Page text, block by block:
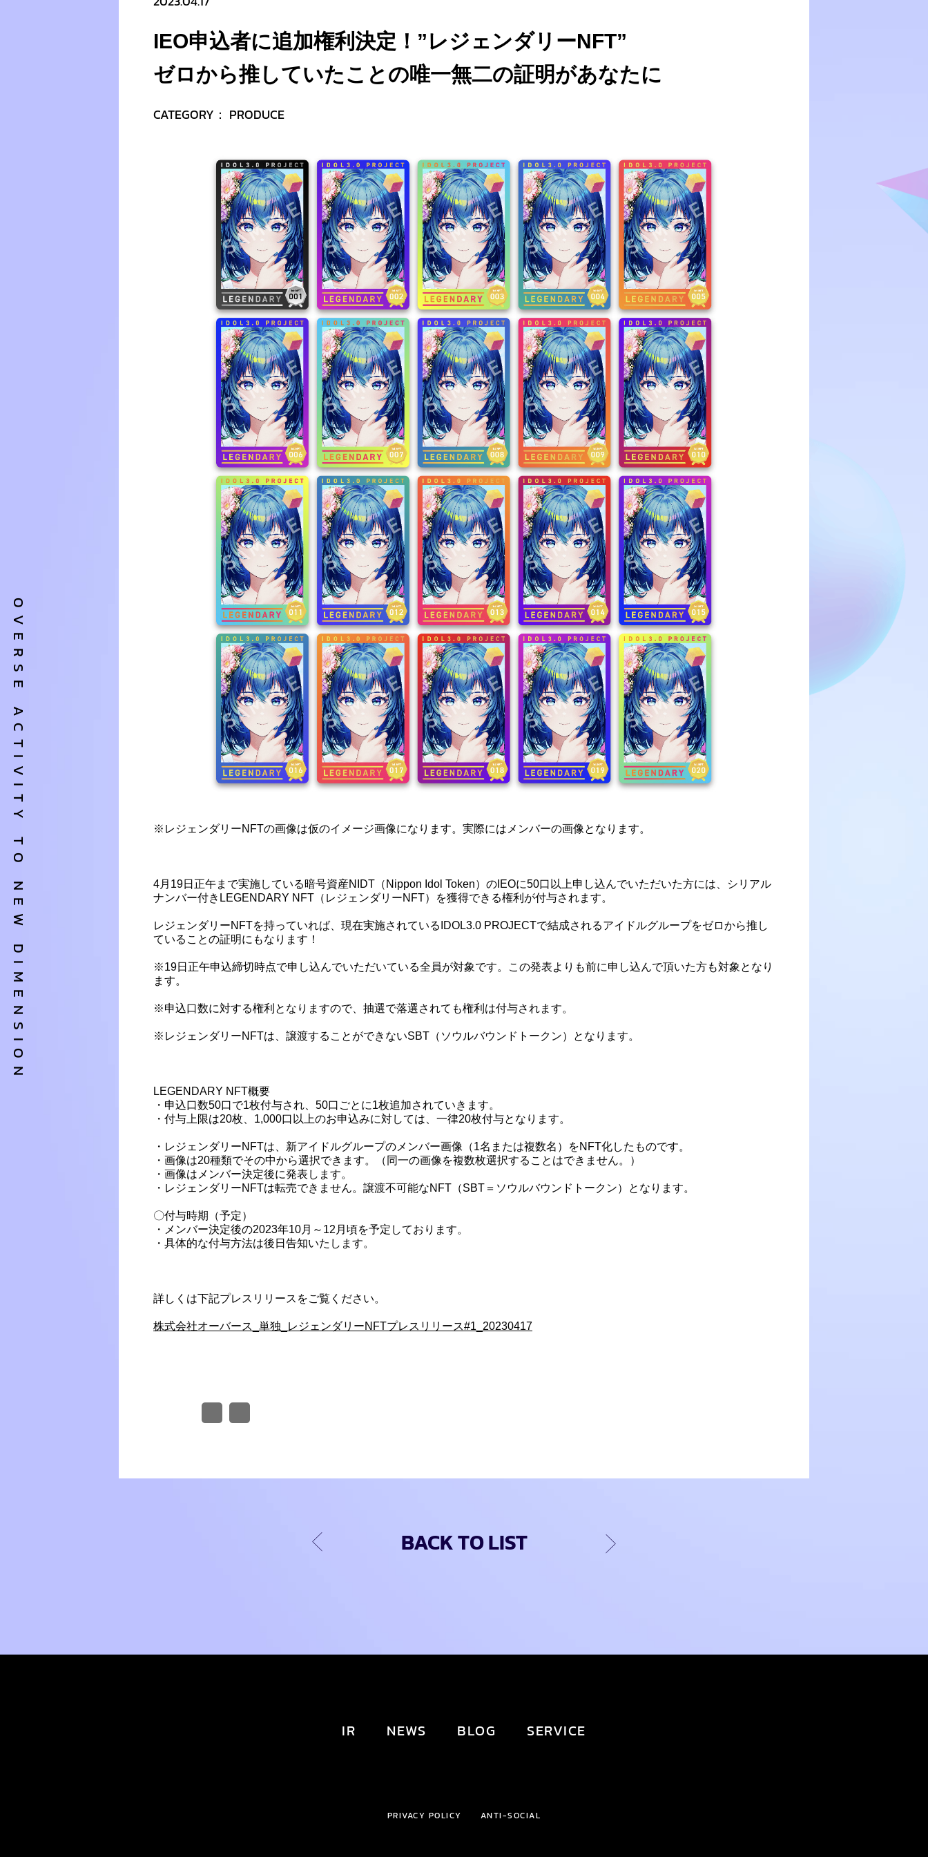
OVERSE ACTIVITY TO NEW DIMENSION
IEO申込者に追加権利決定！”レジェンダリーNFT”
ゼロから推していたことの唯一無二の証明があなたに
CATEGORY： PRODUCE
※レジェンダリーNFTの画像は仮のイメージ画像になります。実際にはメンバーの画像となります。
4月19日正午まで実施している暗号資産NIDT（Nippon Idol Token）のIEOに50口以上申し込んでいただいた方には、シリアル
ナンバー付きLEGENDARY NFT（レジェンダリーNFT）を獲得できる権利が付与されます。
レジェンダリーNFTを持っていれば、現在実施されているIDOL3.0 PROJECTで結成されるアイドルグループをゼロから推し
ていることの証明にもなります！
※19日正午申込締切時点で申し込んでいただいている全員が対象です。この発表よりも前に申し込んで頂いた方も対象となり
ます。
※申込口数に対する権利となりますので、抽選で落選されても権利は付与されます。
※レジェンダリーNFTは、譲渡することができないSBT（ソウルバウンドトークン）となります。
LEGENDARY NFT概要
・申込口数50口で1枚付与され、50口ごとに1枚追加されていきます。
・付与上限は20枚、1,000口以上のお申込みに対しては、一律20枚付与となります。
・レジェンダリーNFTは、新アイドルグループのメンバー画像（1名または複数名）をNFT化したものです。
・画像は20種類でその中から選択できます。（同一の画像を複数枚選択することはできません。）
・画像はメンバー決定後に発表します。
・レジェンダリーNFTは転売できません。譲渡不可能なNFT（SBT＝ソウルバウンドトークン）となります。
〇付与時期（予定）
・メンバー決定後の2023年10月～12月頃を予定しております。
・具体的な付与方法は後日告知いたします。
詳しくは下記プレスリリースをご覧ください。
株式会社オーバース_単独_レジェンダリーNFTプレスリリース#1_20230417
BACK TO LIST
IR NEWS BLOG SERVICE
PRIVACY POLICY ANTI-SOCIAL